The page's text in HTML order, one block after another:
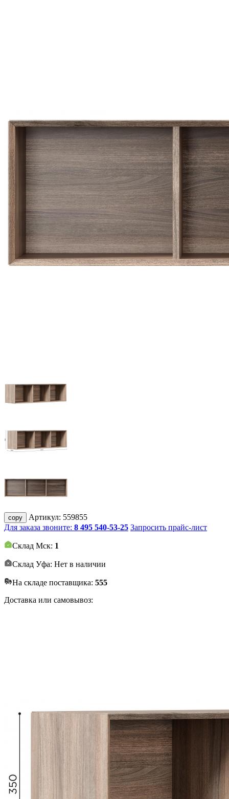
copy Артикул: 559855
Для заказа звоните: 8 495 540-53-25 Запросить прайс-лист
Склад Мск: 1
Склад Уфа: Нет в наличии
На складе поставщика: 555
Доставка или самовывоз: